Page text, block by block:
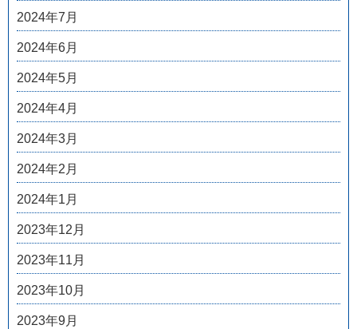
2024年7月
2024年6月
2024年5月
2024年4月
2024年3月
2024年2月
2024年1月
2023年12月
2023年11月
2023年10月
2023年9月